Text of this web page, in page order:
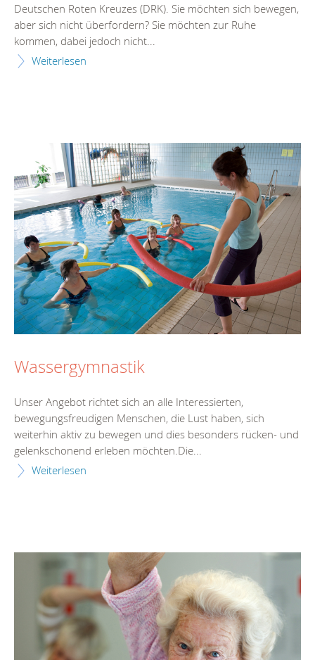
Deutschen Roten Kreuzes (DRK). Sie möchten sich bewegen,
aber sich nicht überfordern? Sie möchten zur Ruhe
kommen, dabei jedoch nicht...
Weiterlesen
Wassergymnastik
Unser Angebot richtet sich an alle Interessierten,
bewegungsfreudigen Menschen, die Lust haben, sich
weiterhin aktiv zu bewegen und dies besonders rücken- und
gelenkschonend erleben möchten.Die...
Weiterlesen